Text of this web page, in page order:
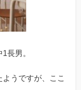
長男。
うですが、ここ